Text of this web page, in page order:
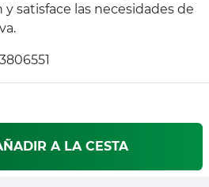
satisface las necesidades de
A LA CESTA